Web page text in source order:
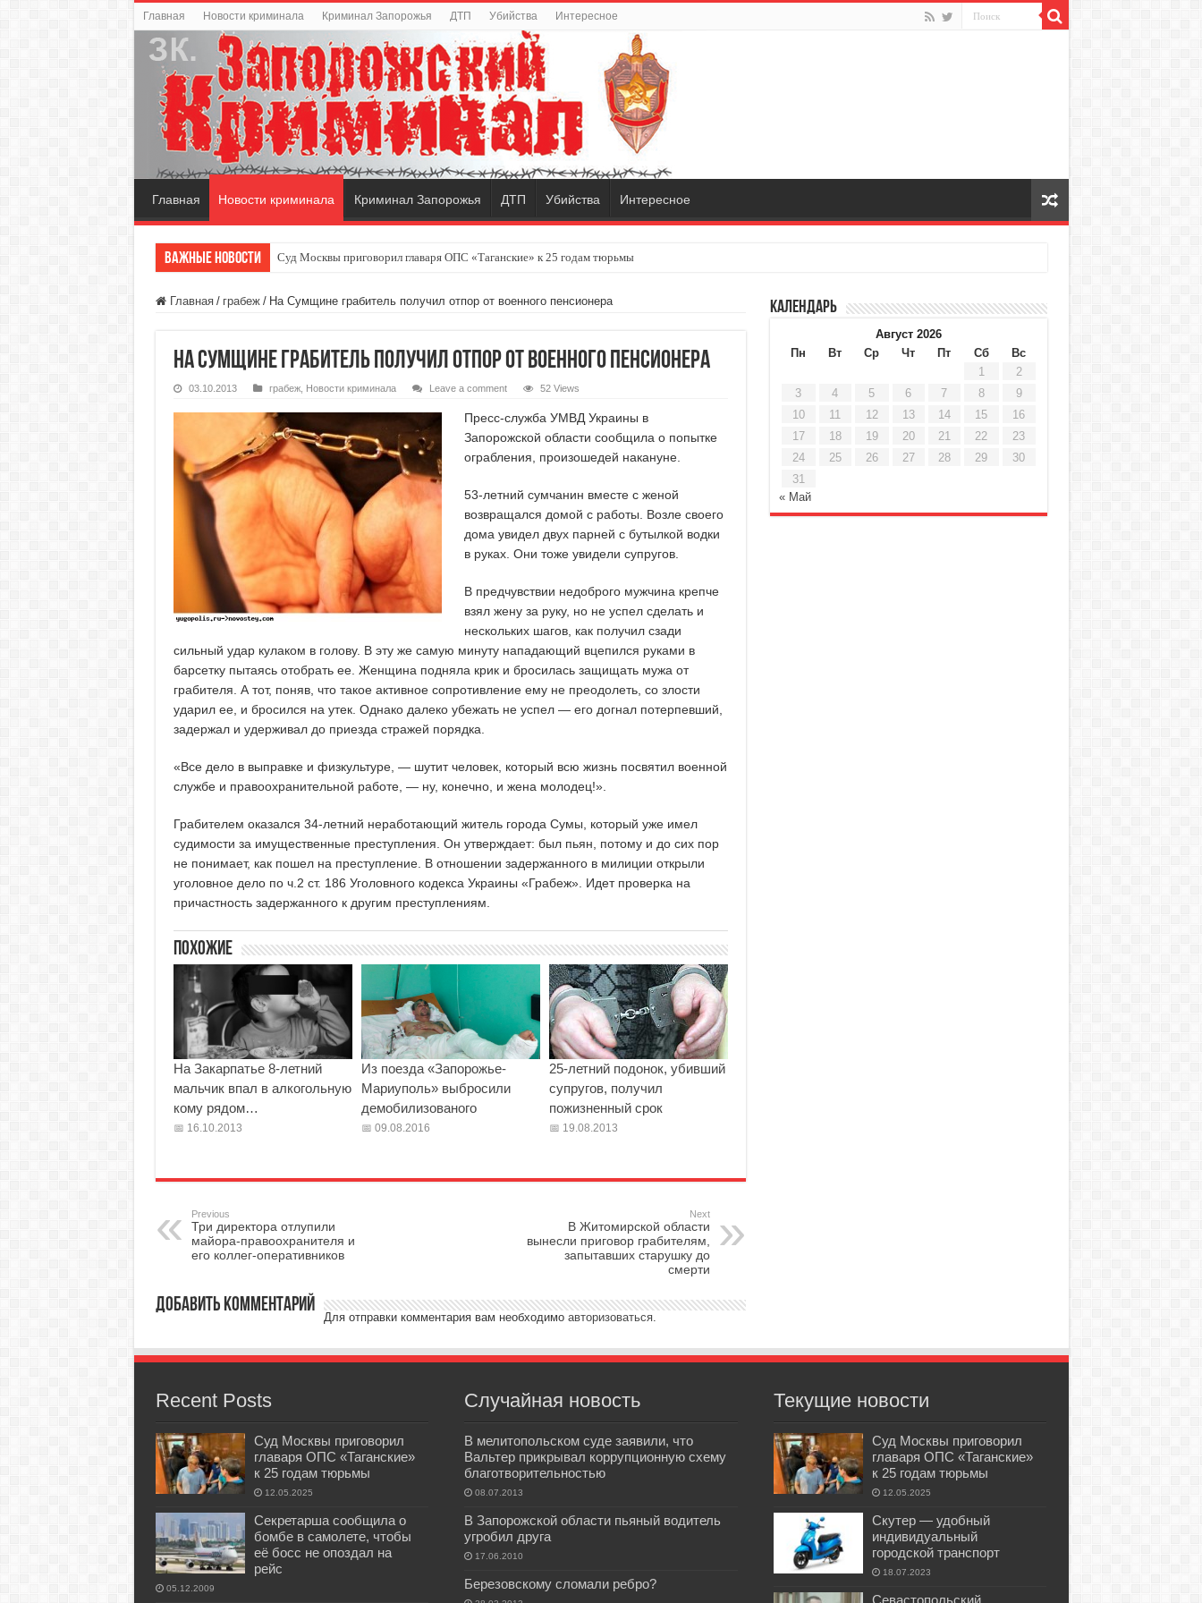
Главная Новости криминала Криминал Запорожья ДТП Убийства Интересное
Главная Новости криминала Криминал Запорожья ДТП Убийства Интересное
Важные новости Суд Москвы приговорил главаря ОПС «Таганские» к 25 годам тюрьмы
Главная / грабеж / На Сумщине грабитель получил отпор от военного пенсионера
На Сумщине грабитель получил отпор от военного пенсионера
03.10.2013 грабеж, Новости криминала Leave a comment 52 Views
Пресс-служба УМВД Украины в
Запорожской области сообщила о попытке
ограбления, произошедей накануне.
53-летний сумчанин вместе с женой
возвращался домой с работы. Возле своего
дома увидел двух парней с бутылкой водки
в руках. Они тоже увидели супругов.
В предчувствии недоброго мужчина крепче
взял жену за руку, но не успел сделать и
нескольких шагов, как получил сзади
сильный удар кулаком в голову. В эту же самую минуту нападающий вцепился руками в
барсетку пытаясь отобрать ее. Женщина подняла крик и бросилась защищать мужа от
грабителя. А тот, поняв, что такое активное сопротивление ему не преодолеть, со злости
ударил ее, и бросился на утек. Однако далеко убежать не успел — его догнал потерпевший,
задержал и удерживал до приезда стражей порядка.
«Все дело в выправке и физкультуре, — шутит человек, который всю жизнь посвятил военной
службе и правоохранительной работе, — ну, конечно, и жена молодец!».
Грабителем оказался 34-летний неработающий житель города Сумы, который уже имел
судимости за имущественные преступления. Он утверждает: был пьян, потому и до сих пор
не понимает, как пошел на преступление. В отношении задержанного в милиции открыли
уголовное дело по ч.2 ст. 186 Уголовного кодекса Украины «Грабеж». Идет проверка на
причастность задержанного к другим преступлениям.
Похожие
На Закарпатье 8-летний
мальчик впал в алкогольную
кому рядом…
16.10.2013
Из поезда «Запорожье-
Мариуполь» выбросили
демобилизованого
09.08.2016
25-летний подонок, убивший
супругов, получил
пожизненный срок
19.08.2013
Previous
Три директора отлупили
майора-правоохранителя и
его коллег-оперативников
Next
В Житомирской области
вынесли приговор грабителям,
запытавших старушку до
смерти
Добавить комментарий
Для отправки комментария вам необходимо авторизоваться.
Календарь
Август 2026
Пн
Вт Ср Чт Пт Сб
Вс
1
2
3
4 5 6 7 8
9
10
11 12 13 14 15
16
17
18 19 20 21 22
23
24
25 26 27 28 29
30
31
« Май
Recent Posts
Суд Москвы приговорил
главаря ОПС «Таганские»
к 25 годам тюрьмы
12.05.2025
Секретарша сообщила о
бомбе в самолете, чтобы
её босс не опоздал на
рейс
05.12.2009
Случайная новость
В мелитопольском суде заявили, что
Вальтер прикрывал коррупционную схему
благотворительностью
08.07.2013
В Запорожской области пьяный водитель
угробил друга
17.06.2010
Березовскому сломали ребро?
Текущие новости
Суд Москвы приговорил
главаря ОПС «Таганские»
к 25 годам тюрьмы
12.05.2025
Скутер — удобный
индивидуальный
городской транспорт
18.07.2023
Севастопольский